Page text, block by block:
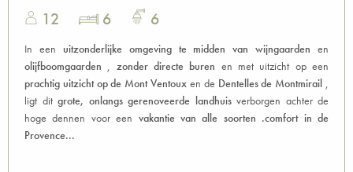
12 6 6
In een uitzonderlijke omgeving te midden van wijngaarden en
olijfboomgaarden , zonder directe buren en met uitzicht op een
prachtig uitzicht op de Mont Ventoux en de Dentelles de Montmirail ,
ligt dit grote, onlangs gerenoveerde landhuisverborgen achter de
hoge dennen voor een vakantie van alle soorten .comfort in de
Provence...